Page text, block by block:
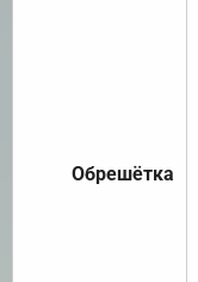
Обрешётка